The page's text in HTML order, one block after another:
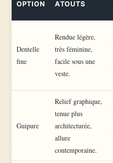
OPTION ATOUTS
Dentelle
fine
Rendue légère,
très féminine,
facile sous une
veste.
Guipure
Relief graphique,
tenue plus
architecturée,
allure
contemporaine.